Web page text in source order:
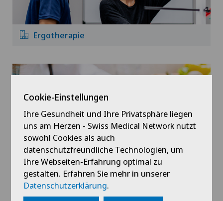
Ergotherapie
Ernährungsberatung
Cookie-Einstellungen
Ihre Gesundheit und Ihre Privatsphäre liegen
uns am Herzen - Swiss Medical Network nutzt
sowohl Cookies als auch
datenschutzfreundliche Technologien, um
Ihre Webseiten-Erfahrung optimal zu
gestalten. Erfahren Sie mehr in unserer
Datenschutzerklärung.